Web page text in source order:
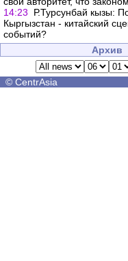
14:23
Р.Турсунбай кызы:
Кыргызстан - китайский
событий?
Архив
© CentrAsia